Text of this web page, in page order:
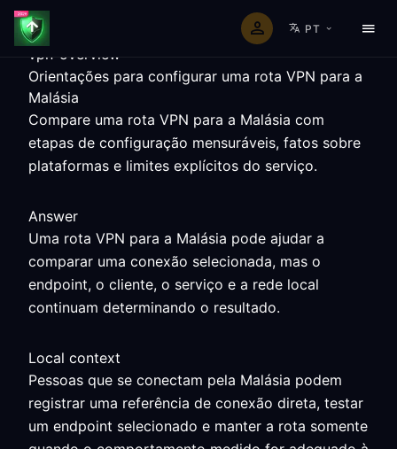
PT
vpn-overview
Orientações para configurar uma rota VPN para a
Malásia
Compare uma rota VPN para a Malásia com
etapas de configuração mensuráveis, fatos sobre
plataformas e limites explícitos do serviço.
Answer
Uma rota VPN para a Malásia pode ajudar a
comparar uma conexão selecionada, mas o
endpoint, o cliente, o serviço e a rede local
continuam determinando o resultado.
Local context
Pessoas que se conectam pela Malásia podem
registrar uma referência de conexão direta, testar
um endpoint selecionado e manter a rota somente